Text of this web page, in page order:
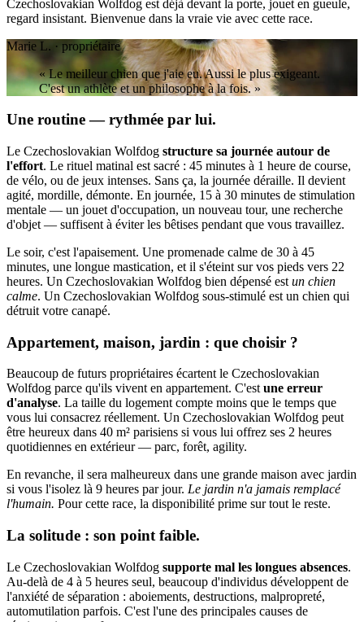
Czechoslovakian Wolfdog est déjà devant la porte, jouet en gueule,
regard insistant. Bienvenue dans la vraie vie avec cette race.
Marie L. · propriétaire
« Le meilleur chien que j'aie eu. Aussi le plus exigeant.
C'est un athlète et un philosophe à la fois. »
Une routine — rythmée par lui.
Le Czechoslovakian Wolfdog structure sa journée autour de
l'effort. Le rituel matinal est sacré : 45 minutes à 1 heure de course,
de vélo, ou de jeux intenses. Sans ça, la journée déraille. Il devient
agité, mordille, démonte. En journée, 15 à 30 minutes de stimulation
mentale — un jouet d'occupation, un nouveau tour, une recherche
d'objet — suffisent à éviter les bêtises pendant que vous travaillez.
Le soir, c'est l'apaisement. Une promenade calme de 30 à 45
minutes, une longue mastication, et il s'éteint sur vos pieds vers 22
heures. Un Czechoslovakian Wolfdog bien dépensé est un chien
calme. Un Czechoslovakian Wolfdog sous-stimulé est un chien qui
détruit votre canapé.
Appartement, maison, jardin : que choisir ?
Beaucoup de futurs propriétaires écartent le Czechoslovakian
Wolfdog parce qu'ils vivent en appartement. C'estune erreur
d'analyse. La taille du logement compte moins que le temps que
vous lui consacrez réellement. Un Czechoslovakian Wolfdog peut
être heureux dans 40 m² parisiens si vous lui offrez ses 2 heures
quotidiennes en extérieur — parc, forêt, agility.
En revanche, il sera malheureux dans une grande maison avec jardin
si vous l'isolez là 9 heures par jour. Le jardin n'a jamais remplacé
l'humain. Pour cette race, la disponibilité prime sur tout le reste.
La solitude : son point faible.
Le Czechoslovakian Wolfdog supporte mal les longues absences.
Au-delà de 4 à 5 heures seul, beaucoup d'individus développent de
l'anxiété de séparation : aboiements, destructions, malpropreté,
automutilation parfois. C'est l'une des principales causes de